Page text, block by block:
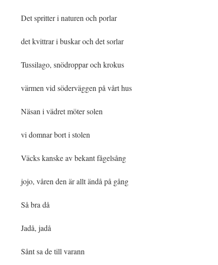
Det spritter i naturen och porlar
det kvittrar i buskar och det sorlar
Tussilago, snödroppar och krokus
värmen vid söderväggen på vårt hus
Näsan i vädret möter solen
vi domnar bort i stolen
Väcks kanske av bekant fågelsång
jojo, våren den är allt ändå på gång
Så bra då
Jadå, jadå
Sånt sa de till varann